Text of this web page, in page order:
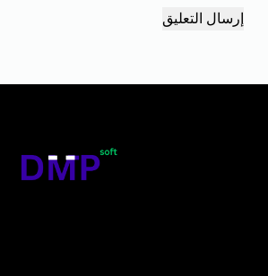
إرسال التعليق